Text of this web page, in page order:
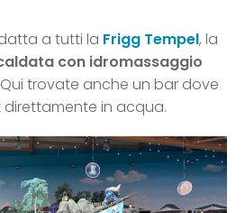
a tutti la Frigg Tempel, la
con idromassaggio
trovate anche un bar dove
direttamente in acqua.